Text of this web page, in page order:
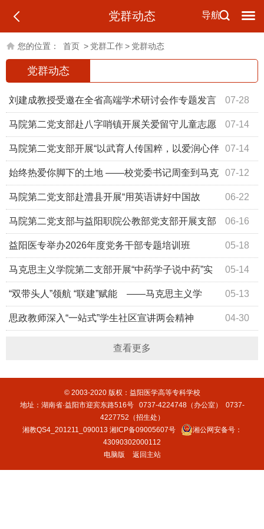
导航
党群动态
您的位置： 首页 > 党群工作> 党群动态
党群动态
07-28
刘建成教授受邀在全省高端学术研讨会作专题发言
07-14
马院第二党支部赴八字哨镇开展关爱留守儿童志愿
服务 07-14
马院第二党支部开展“以武育人传国粹，以爱润心伴
成长”公益教学活动 07-12
始终热爱你脚下的土地 ——校党委书记周奎到马克
思主义学院讲授专题党课 06-22
马院第二党支部赴澧县开展“用英语讲好中国故
事”实践活动 06-16
马院第二党支部与益阳职院公教部党支部开展支部
联建 05-18
益阳医专举办2026年度党务干部专题培训班
05-14
马克思主义学院第二支部开展“中药学子说中药”实
践活动 05-13
“双带头人”领航 “联建”赋能 ——马克思主义学
院“双带头人”支部书记工作室探索支部联建新路径 04-30
思政教师深入“一站式”学生社区宣讲两会精神
查看更多
© 2003-2020 版权：益阳医学高等专科学校
地址：湖南省·益阳市迎宾东路516号 0737-4224748（办公室） 0737-
4227752（招生处）
湘教QS4_201211_090013 湘ICP备09005607号
湘公网安备号：
43090302000112
电脑版
返回主站